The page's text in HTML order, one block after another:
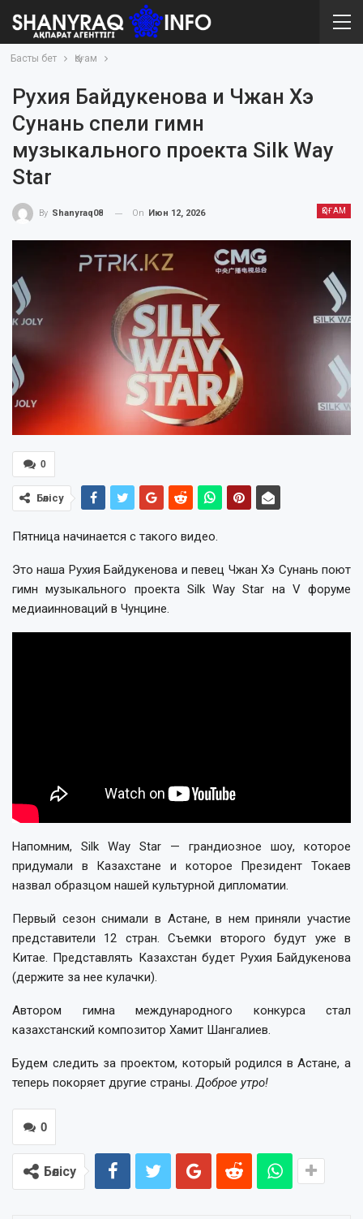
Басты бет Қоғам
Рухия Байдукенова и Чжан Хэ
Сунань спели гимн
музыкального проекта Silk Way
Star
ҚОҒАМ
By Shanyraq08 On Июн 12, 2026
0
Бөлісу
Пятница начинается с такого видео.
Это наша Рухия Байдукенова и певец Чжан Хэ Сунань поют
гимн музыкального проекта Silk Way Star на V форуме
медиаинноваций в Чунцине.
Напомним, Silk Way Star — грандиозное шоу, которое
придумали в Казахстане и которое Президент Токаев
назвал образцом нашей культурной дипломатии.
Первый сезон снимали в Астане, в нем приняли участие
представители 12 стран. Съемки второго будут уже в
Китае. Представлять Казахстан будет Рухия Байдукенова
(держите за нее кулачки).
Автором гимна международного конкурса стал
казахстанский композитор Хамит Шангалиев.
Будем следить за проектом, который родился в Астане, а
теперь покоряет другие страны.Доброе утро!
0
Бөлісу